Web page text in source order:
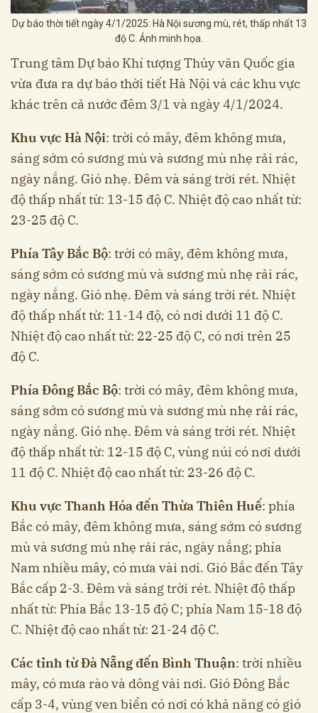
Dự báo thời tiết ngày 4/1/2025: Hà Nội sương mù, rét, thấp nhất 13
độ C. Ảnh minh họa.
Trung tâm Dự báo Khí tượng Thủy văn Quốc gia
vừa đưa ra dự báo thời tiết Hà Nội và các khu vực
khác trên cả nước đêm 3/1 và ngày 4/1/2024.
Khu vực Hà Nội: trời có mây, đêm không mưa,
sáng sớm có sương mù và sương mù nhẹ rải rác,
ngày nắng. Gió nhẹ. Đêm và sáng trời rét. Nhiệt
độ thấp nhất từ: 13-15 độ C. Nhiệt độ cao nhất từ:
23-25 độ C.
Phía Tây Bắc Bộ: trời có mây, đêm không mưa,
sáng sớm có sương mù và sương mù nhẹ rải rác,
ngày nắng. Gió nhẹ. Đêm và sáng trời rét. Nhiệt
độ thấp nhất từ: 11-14 độ, có nơi dưới 11 độ C.
Nhiệt độ cao nhất từ: 22-25 độ C, có nơi trên 25
độ C.
Phía Đông Bắc Bộ: trời có mây, đêm không mưa,
sáng sớm có sương mù và sương mù nhẹ rải rác,
ngày nắng. Gió nhẹ. Đêm và sáng trời rét. Nhiệt
độ thấp nhất từ: 12-15 độ C, vùng núi có nơi dưới
11 độ C. Nhiệt độ cao nhất từ: 23-26 độ C.
Khu vực Thanh Hóa đến Thừa Thiên Huế: phía
Bắc có mây, đêm không mưa, sáng sớm có sương
mù và sương mù nhẹ rải rác, ngày nắng; phía
Nam nhiều mây, có mưa vài nơi. Gió Bắc đến Tây
Bắc cấp 2-3. Đêm và sáng trời rét. Nhiệt độ thấp
nhất từ: Phía Bắc 13-15 độ C; phía Nam 15-18 độ
C. Nhiệt độ cao nhất từ: 21-24 độ C.
Các tỉnh từ Đà Nẵng đến Bình Thuận: trời nhiều
mây, có mưa rào và dông vài nơi. Gió Đông Bắc
cấp 3-4, vùng ven biển có nơi có khả năng có gió